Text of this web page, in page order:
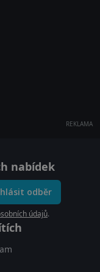
REKLAMA
nabídek
odběr
údajů.